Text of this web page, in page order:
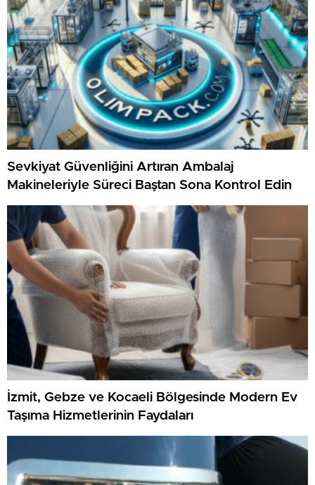
Sevkiyat Güvenliğini Artıran Ambalaj
Makineleriyle Süreci Baştan Sona Kontrol Edin
İzmit, Gebze ve Kocaeli Bölgesinde Modern Ev
Taşıma Hizmetlerinin Faydaları